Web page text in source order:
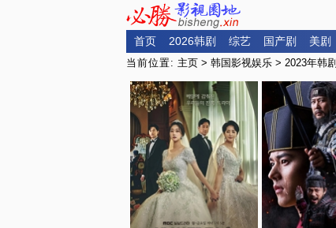
首页 2026韩剧 综艺 国产剧 美剧
当前位置: 主页 > 韩国影视娱乐 > 2023年韩剧